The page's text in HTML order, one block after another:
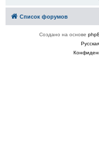
Список форумов
Создано на основе